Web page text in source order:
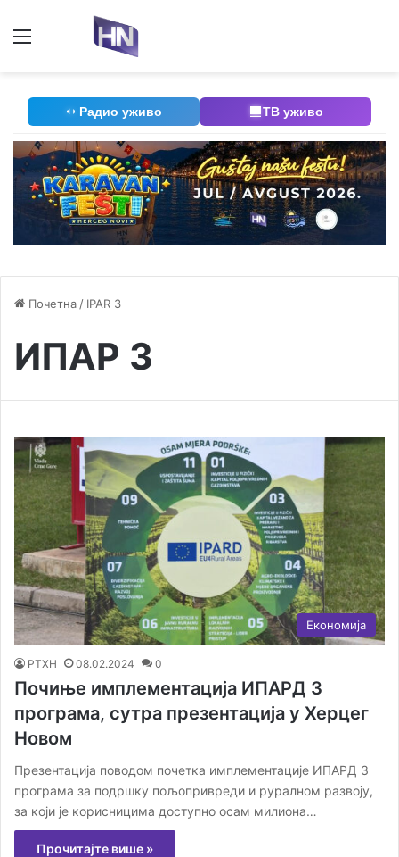
Радио уживо ТВ уживо
Почетна / IPAR 3
ИПАР 3
Економија
РТХН 08.02.2024 0
Почиње имплементација ИПАРД 3
програма, сутра презентација у Херцег
Новом
Презентација поводом почетка имплементације ИПАРД 3
програма за подршку пољопривреди и руралном развоју,
за који је корисницима доступно осам милиона…
Прочитајте више »